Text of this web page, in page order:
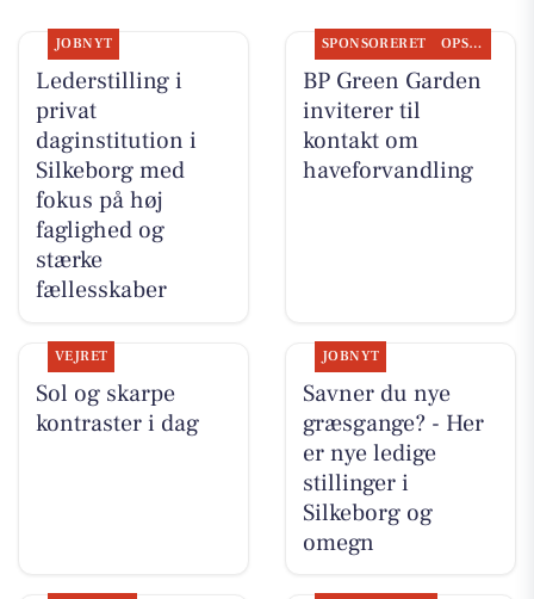
JOBNYT
Lederstilling i
privat
daginstitution i
Silkeborg med
fokus på høj
faglighed og
stærke
fællesskaber
SPONSORERET OPSLAGSTAVLEN
BP Green Garden
inviterer til
kontakt om
haveforvandling
VEJRET
Sol og skarpe
kontraster i dag
JOBNYT
Savner du nye
græsgange? - Her
er nye ledige
stillinger i
Silkeborg og
omegn